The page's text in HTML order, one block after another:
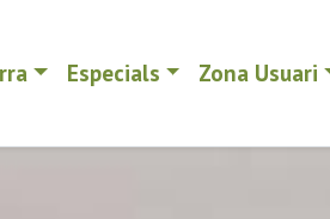
Especials Zona Usuari